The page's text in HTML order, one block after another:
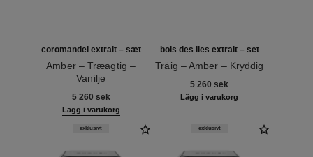
coromandel extrait – sæt
Amber – Træagtig –
Vanilje
5 260 sek
Lägg i varukorg
bois des iles extrait – set
Träig – Amber – Kryddig
5 260 sek
Lägg i varukorg
exklusivt exklusivt